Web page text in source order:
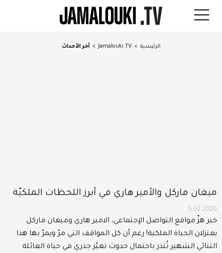
الرئيسية >
Jamalouki.TV
> آخر الأحداث
ميغان ماركل والأمير هاري في أبرز اللحظات الملكيّة
5.02.2020
خبر هزّ مواقع التواصل الإجتماعي، الامير هاري وميغان ماركل
يعتزلان الحياة الملكية! رغم أن كل المواقف التي مرّ ويمرّ بها هذا
الثنائي الشهير تُنذر باحتمال حدوث تغيّر جذري في حياة العائلة